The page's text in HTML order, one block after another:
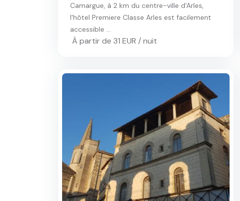
Camargue, à 2 km du centre-ville d'Arles,
l'hôtel Premiere Classe Arles est facilement
accessible ...
À partir de 31 EUR / nuit